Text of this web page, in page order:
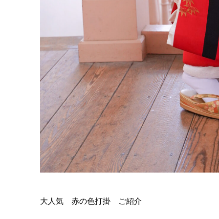
大人気 赤の色打掛 ご紹介